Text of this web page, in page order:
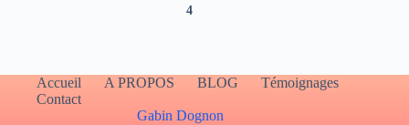
4
Accueil A PROPOS BLOG
Témoignages
Contact
Gabin Dognon